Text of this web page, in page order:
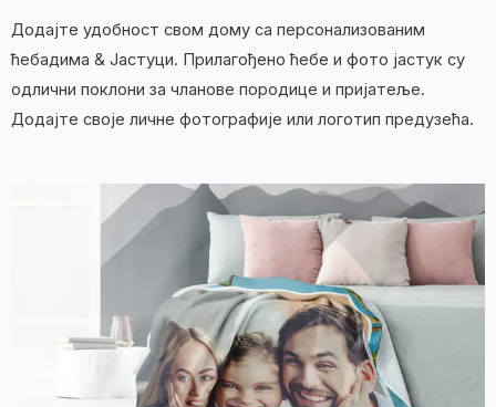
Додајте удобност свом дому са персонализованим
ћебадима & Јастуци. Прилагођено ћебе и фото јастук су
одлични поклони за чланове породице и пријатеље.
Додајте своје личне фотографије или логотип предузећа.